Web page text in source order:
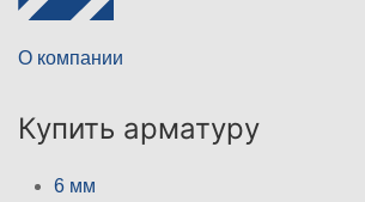
О компании
Купить арматуру
6 мм